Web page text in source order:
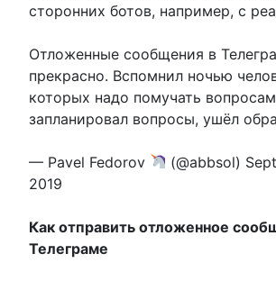
сторонних ботов, например, с
Отложенные сообщения в
прекрасно. Вспомнил ночью
которых надо помучать
запланировал вопросы, ушёл
— Pavel Fedorov
(@abbsol)
2019
Как отправить отложенное
Телеграме